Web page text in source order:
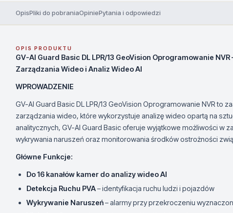
OpisPliki do pobraniaOpiniePytania i odpowiedzi
OPIS PRODUKTU
GV-AI Guard Basic DL LPR/13 GeoVision Oprogramowanie
Zarządzania Wideo i Analiz Wideo AI
WPROWADZENIE
GV-AI Guard Basic DL LPR/13 GeoVision Oprogramowanie NVR to
zarządzania wideo, które wykorzystuje analizę wideo opartą na
analitycznych, GV-AI Guard Basic oferuje wyjątkowe możliwości w
wykrywania naruszeń oraz monitorowania środków ostrożności
Główne Funkcje:
Do 16 kanałów kamer do analizy wideo AI
Detekcja Ruchu PVA– identyfikacja ruchu ludzi i pojazdów
Wykrywanie Naruszeń– alarmy przy przekroczeniu